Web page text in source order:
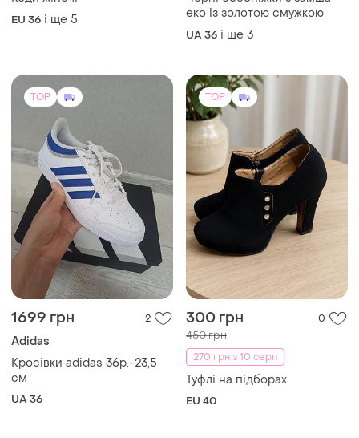
1699 грн 2
Adidas
Кросівки adidas 36р.-23,5
UA 36
300 грн
450 грн
270 грн з 10 серп
Туфлі на підборах